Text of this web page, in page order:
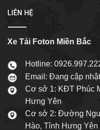
LIÊN HỆ
Xe Tải Foton Miền Bắc
Hotline:
Email: Đang cập nhật
Cơ sở 1: KĐT Phúc
Hưng Yên
Cơ sở 2: Đường
Hào, Tỉnh Hưng Yên